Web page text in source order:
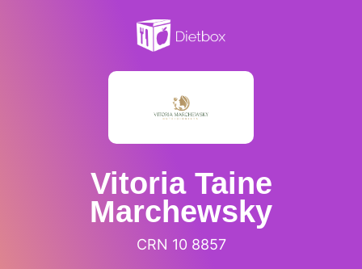
Vitoria Taine
Marchewsky
CRN 10 8857